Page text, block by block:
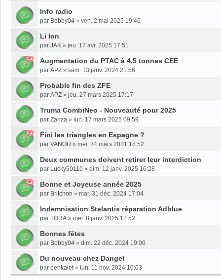
Info radio
par Bobby04 » ven. 2 mai 2025 19:46
Li Ion
par JAK » jeu. 17 avr. 2025 17:51
Augmentation du PTAC à 4,5 tonnes CEE
par APZ » sam. 13 janv. 2024 21:56
Probable fin des ZFE
par APZ » jeu. 27 mars 2025 17:17
Truma CombiNeo - Nouveauté pour 2025
par Zanza » lun. 17 mars 2025 09:59
Fini les triangles en Espagne ?
par VANOU » mer. 24 mars 2021 18:52
Deux communes doivent retirer leur interdiction
par Lucky50110 » dim. 12 janv. 2025 16:28
Bonne et Joyeuse année 2025
par Britchon » mar. 31 déc. 2024 17:04
Indemnisation Stelantis réparation Adblue
par TORA » mer. 8 janv. 2025 12:52
Bonnes fêtes
par Bobby04 » dim. 22 déc. 2024 19:00
Du nouveau chez Dangel
par penkalet » lun. 11 nov. 2024 10:03